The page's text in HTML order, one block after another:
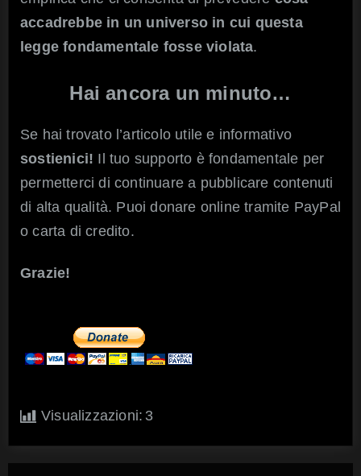
accadrebbe in un universo in cui questa
legge fondamentale fosse violata.
Hai ancora un minuto…
Se hai trovato l’articolo utile e informativo
sostienici! Il tuo supporto è fondamentale per
permetterci di continuare a pubblicare contenuti
di alta qualità. Puoi donare online tramite PayPal
o carta di credito.
Grazie!
Visualizzazioni: 3